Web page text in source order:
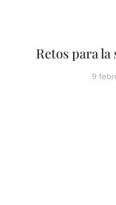
Retos para
9